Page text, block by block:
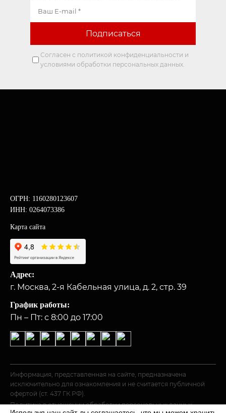
Согласен с политикой конфиденциальности и
условиями обработки персональных данных.
ОГРН: 1160280123607
ИНН: 0264073386
Карта сайта
Адрес:
г. Москва, 2-я Кабельная улица, д. 2, стр. 39
График работы:
Пн – Пт: с 8:00 до 17:00
Информация, представленная на сайте, предназначена
исключительно для ознакомления и не считается публичной
офертой (ст. 437 ГК РФ).
Политика в отношении обработки персональных данных